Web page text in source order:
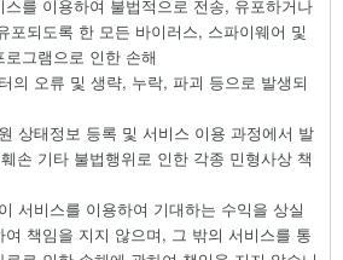
스를 이용하여 불법적으로 전송, 유포하거나
포되도록 한 모든 바이러스, 스파이웨어 및
로그램으로 인한 손해
의 오류 및 생략, 누락, 파괴 등으로 발생되
상태정보 등록 및 서비스 이용 과정에서 발
손 기타 불법행위로 인한 각종 민형사상 책
서비스를 이용하여 기대하는 수익을 상실
여 책임을 지지 않으며, 그 밖의 서비스를 통